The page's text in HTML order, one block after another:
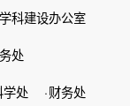
学科建设办公室
处
学处 ·财务处